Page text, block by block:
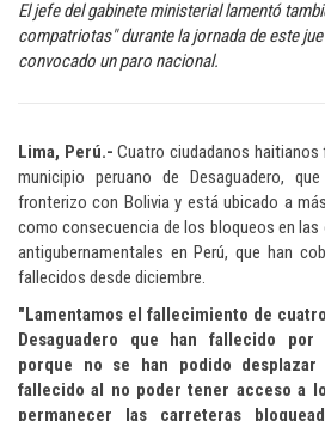
El jefe del gabinete ministerial lamentó
compatriotas" durante la jornada de este
convocado un paro nacional.
Lima, Perú.- Cuatro ciudadanos haitianos
municipio peruano de Desaguadero,
fronterizo con Bolivia y está ubicado a
como consecuencia de los bloqueos en
antigubernamentales en Perú, que han
fallecidos desde diciembre.
"Lamentamos el fallecimiento de
Desaguadero que han fallecido por
porque no se han podido desplazar
fallecido al no poder tener acceso a
permanecer las carreteras